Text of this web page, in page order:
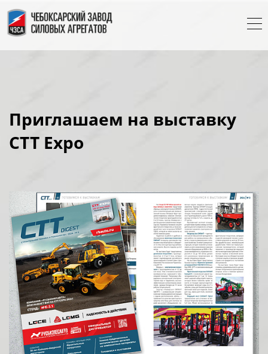
Приглашаем на выставку
СТТ Expo